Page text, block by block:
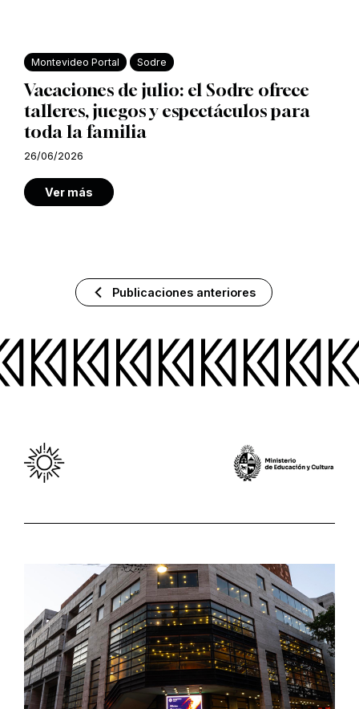
Montevideo Portal Sodre
Vacaciones de julio: el Sodre ofrece
talleres, juegos y espectáculos para
toda la familia
26/06/2026
Ver más
Publicaciones anteriores